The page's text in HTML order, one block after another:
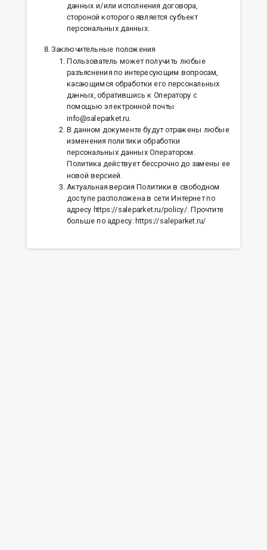
данных и/или исполнения договора,
стороной которого является субъект
персональных данных.
Заключительные положения
Пользователь может получить любые
разъяснения по интересующим вопросам,
касающимся обработки его персональных
данных, обратившись к Оператору с
помощью электронной почты
info@saleparket.ru.
В данном документе будут отражены любые
изменения политики обработки
персональных данных Оператором.
Политика действует бессрочно до замены ее
новой версией.
Актуальная версия Политики в свободном
доступе расположена в сети Интернет по
адресу https://saleparket.ru/policy/. Прочтите
больше по адресу: https://saleparket.ru/